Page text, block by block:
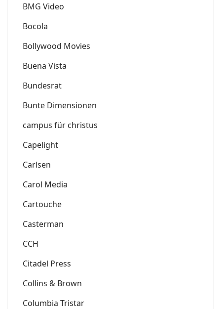
BMG Video
Bocola
Bollywood Movies
Buena Vista
Bundesrat
Bunte Dimensionen
campus für christus
Capelight
Carlsen
Carol Media
Cartouche
Casterman
CCH
Citadel Press
Collins & Brown
Columbia Tristar